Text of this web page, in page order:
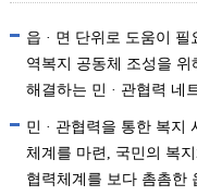
읍 · 면 단위로 도움이
역복지 공동체 조성을
해결하는 민 · 관협력 네
민 · 관협력을 통한 복지
체계를 마련, 국민의 복
협력체계를 보다 촘촘한